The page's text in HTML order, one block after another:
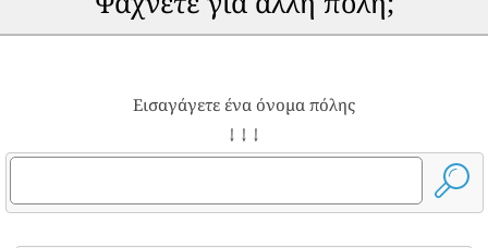
Εισαγάγετε ένα όνομα πόλης
↓ ↓ ↓